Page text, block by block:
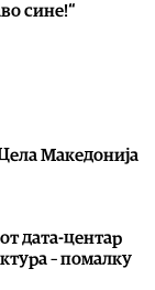
сине!“
Македонија
дата-центар
– помалку